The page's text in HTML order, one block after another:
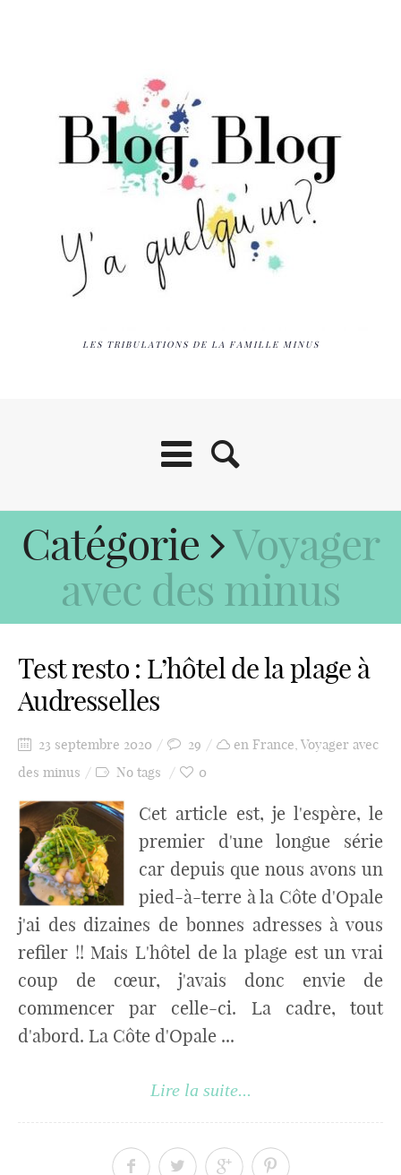
LES TRIBULATIONS DE LA FAMILLE MINUS
Catégorie
Voyager
avec des minus
Test resto : L’hôtel de la plage à
Audresselles
23 septembre 2020 29 en France, Voyager avec
des minus
No tags 0
Cet article est, je l'espère, le
premier d'une longue série
car depuis que nous avons un
pied-à-terre à la Côte d'Opale
j'ai des dizaines de bonnes adresses à vous
refiler !! Mais L'hôtel de la plage est un vrai
coup de cœur, j'avais donc envie de
commencer par celle-ci. La cadre, tout
d'abord. La Côte d'Opale ...
Lire la suite...